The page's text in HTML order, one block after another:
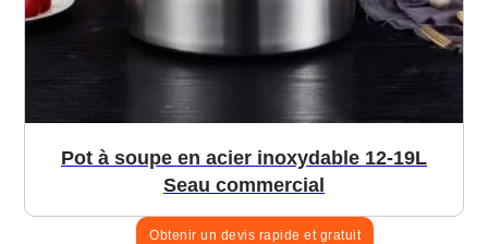
Pot à soupe en acier inoxydable 12-19L
Seau commercial
Obtenir un devis rapide et gratuit